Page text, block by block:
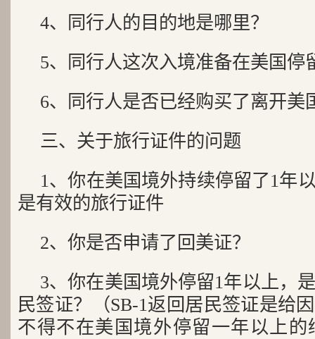
4、同行人的目的地是哪里？
5、同行人这次入境准备在美国停
6、同行人是否已经购买了离开美
三、关于旅行证件的问题
1、你在美国境外持续停留了1年
是有效的旅行证件
2、你是否申请了回美证？
3、你在美国境外停留1年以上，
民签证？（SB-1返回居民签证是给
不得不在美国境外停留一年以上